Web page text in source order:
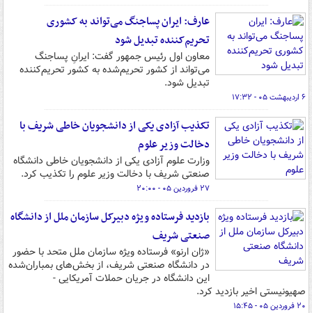
عارف: ایران پساجنگ می‌تواند به کشوری
تحریم‌کننده تبدیل شود
معاون اول رئیس جمهور گفت: ایرانِ پساجنگ
می‌تواند از کشور تحریم‌شده به کشور تحریم‌کننده
تبدیل شود.
۶ اردیبهشت ۰۵ - ۱۷:۳۲
تکذیب آزادی یکی از دانشجویان خاطی شریف با
دخالت وزیر علوم
وزارت علوم آزادی یکی از دانشجویان خاطی دانشگاه
صنعتی شریف با دخالت وزیر علوم را تکذیب کرد.
۲۷ فروردین ۰۵ - ۲۰:۰۰
بازدید فرستاده ویژه دبیرکل سازمان ملل از دانشگاه
صنعتی شریف
«ژان ارنو» فرستاده ویژه سازمان ملل متحد با حضور
در دانشگاه صنعتی شریف، از بخش‌های بمباران‌شده
این دانشگاه در جریان حملات آمریکایی -
صهیونیستی اخیر بازدید کرد.
۲۰ فروردین ۰۵ - ۱۵:۴۵